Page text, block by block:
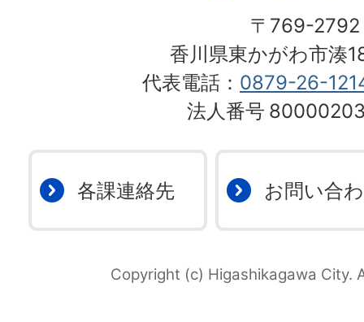
〒769-2792
香川県東かがわ市湊
代表電話： 0879-26-
法人番号
各課連絡先 お問い合
Copyright (c) Higashikagawa City.